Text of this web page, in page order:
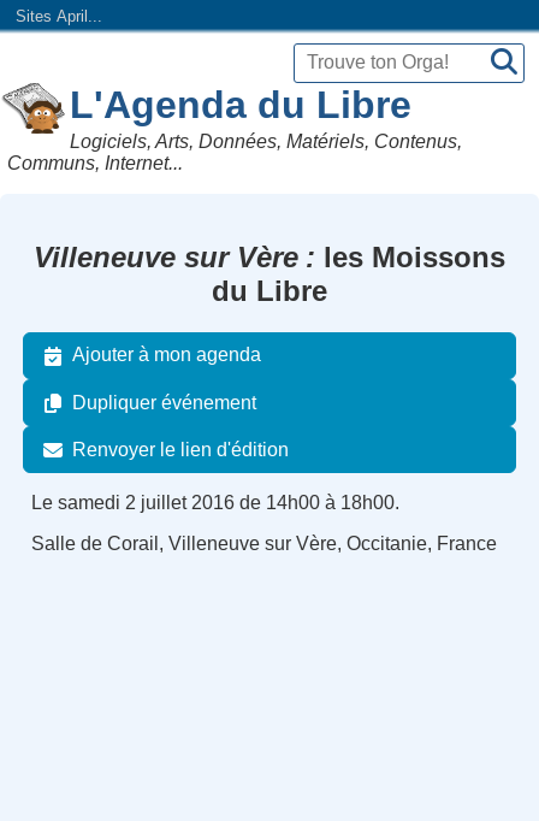
Sites April...
L'Agenda du Libre
Logiciels, Arts, Données, Matériels, Contenus,
Communs, Internet...
Villeneuve sur Vère
les Moissons
du Libre
Ajouter à mon agenda
Dupliquer événement
Renvoyer le lien d'édition
Le samedi 2 juillet 2016 de 14h00 à 18h00.
Salle de Corail, Villeneuve sur Vère, Occitanie, France